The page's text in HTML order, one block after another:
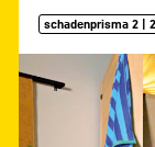
schadenprisma 2 |